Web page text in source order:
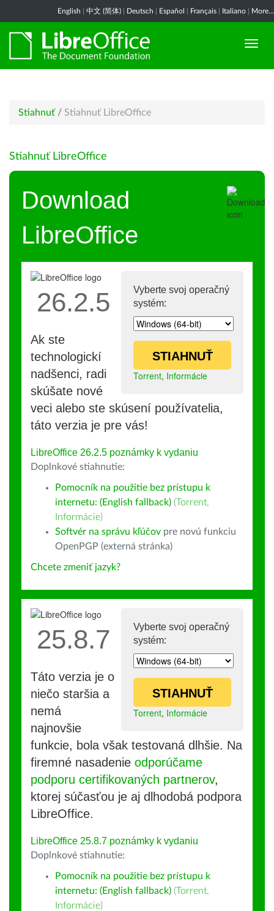
English 中文 (简体) Deutsch Español Français Italiano More...
Stiahnuť / Stiahnuť LibreOffice
Stiahnuť LibreOffice
Download
LibreOffice
Vyberte svoj operačný
systém:
STIAHNUŤ
Torrent, Informácie
26.2.5
Ak ste
technologickí
nadšenci, radi
skúšate nové
veci alebo ste skúsení používatelia,
táto verzia je pre vás!
LibreOffice 26.2.5 poznámky k vydaniu
Doplnkové stiahnutie:
Pomocník na použitie bez prístupu k
internetu: (English fallback) (Torrent,
Informácie)
Softvér na správu kľúčov pre novú funkciu
OpenPGP (externá stránka)
Chcete zmeniť jazyk?
Vyberte svoj operačný
systém:
STIAHNUŤ
Torrent, Informácie
25.8.7
Táto verzia je o
niečo staršia a
nemá
najnovšie
funkcie, bola však testovaná dlhšie. Na
firemné nasadenie odporúčame
podporu certifikovaných partnerov,
ktorej súčasťou je aj dlhodobá podpora
LibreOffice.
LibreOffice 25.8.7 poznámky k vydaniu
Doplnkové stiahnutie:
Pomocník na použitie bez prístupu k
internetu: (English fallback) (Torrent,
Informácie)